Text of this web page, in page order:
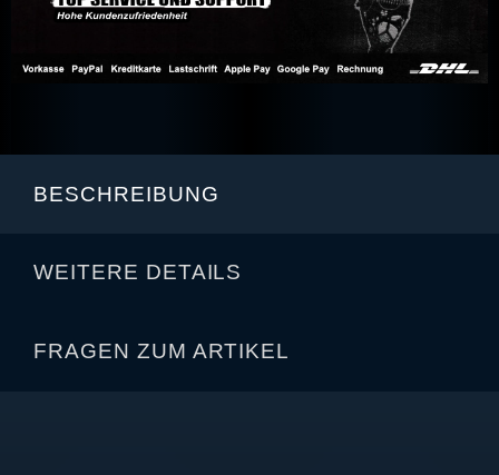
BESCHREIBUNG
WEITERE DETAILS
FRAGEN ZUM ARTIKEL